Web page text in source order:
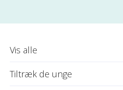
Vis alle
Tiltræk de unge